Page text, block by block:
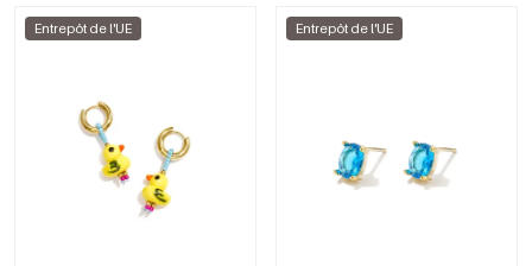
Entrepôt de l'UE Entrepôt de l'UE